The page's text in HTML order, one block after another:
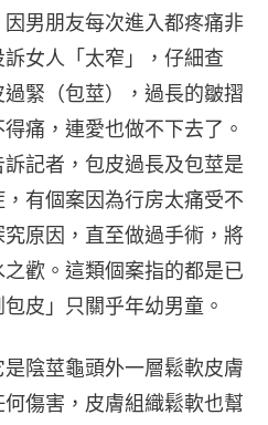
男朋友每次進入都疼痛非
女人「太窄」，仔細查
緊（包莖），過長的皺摺
痛，連愛也做不下去了。
記者，包皮過長及包莖是
有個案因為行房太痛受不
原因，直至做過手術，將
歡。這類個案指的都是已
皮」只關乎年幼男童。
陰莖龜頭外一層鬆軟皮膚
傷害，皮膚組織鬆軟也幫